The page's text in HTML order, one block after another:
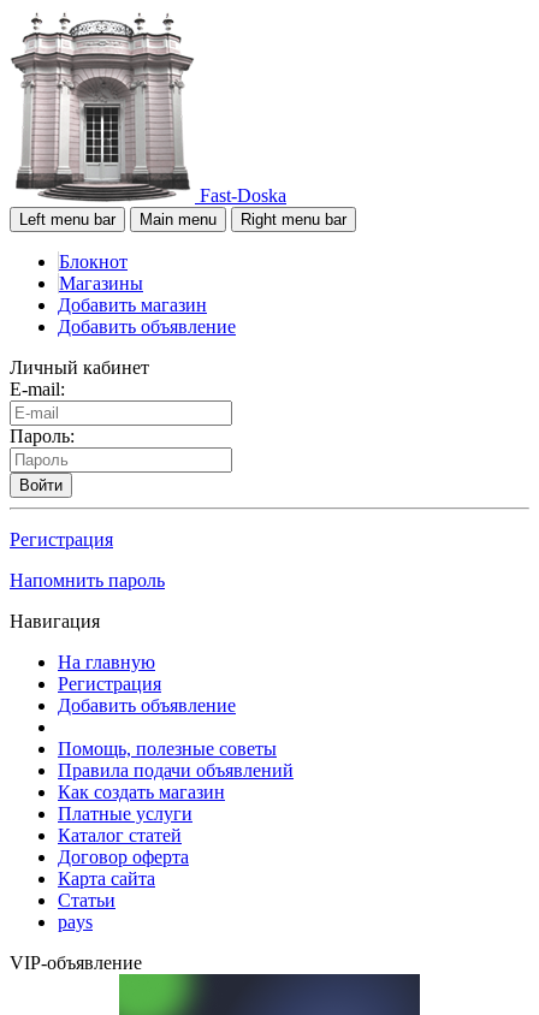
Fast-Doska
Left menu bar Main menu Right menu bar
Блокнот
Магазины
Добавить магазин
Добавить объявление
Личный кабинет
E-mail:
Пароль:
Войти
Регистрация
Напомнить пароль
Навигация
На главную
Регистрация
Добавить объявление
Помощь, полезные советы
Правила подачи объявлений
Как создать магазин
Платные услуги
Каталог статей
Договор оферта
Карта сайта
Статьи
pays
VIP-объявление